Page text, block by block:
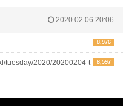
2020.02.06 20:06
8,976
8,597
tuesday/2020/20200204-t